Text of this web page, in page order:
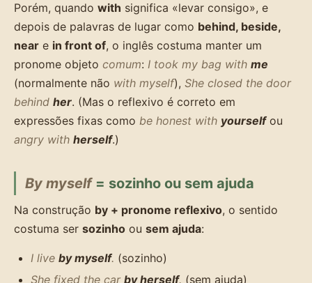
Porém, quando with significa «levar consigo», e
depois de palavras de lugar como behind, beside,
near e in front of, o inglês costuma manter um
pronome objeto comum: I took my bag with me
(normalmente não with myself), She closed the door
behind her. (Mas o reflexivo é correto em
expressões fixas como be honest with yourselfou
angry with herself.)
By myself= sozinho ou sem ajuda
Na construção by + pronome reflexivo, o sentido
costuma ser sozinho ou sem ajuda:
I live by myself. (sozinho)
She fixed the car by herself. (sem ajuda)